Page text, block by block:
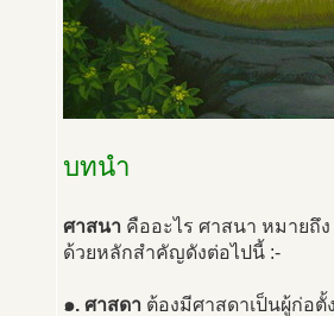
บทนำ
ศาสนา คืออะไร ศาสนา หมายถึ
ด้วยหลักสำคัญดังต่อไปนี้ :-
๑. ศาสดา ต้องมีศาสดาเป็นผู้ก่อ